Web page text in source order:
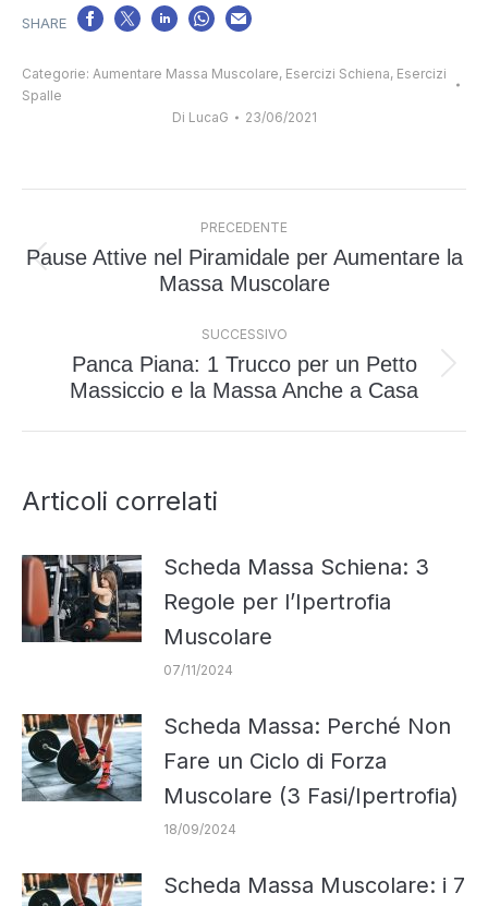
Categorie: Aumentare Massa Muscolare, Esercizi Schiena, Esercizi
Spalle
Di LucaG 23/06/2021
tra
i
PRECEDENTE
Post
Pause Attive nel Piramidale per Aumentare la
Massa Muscolare
SUCCESSIVO
Prossimo
Panca Piana: 1 Trucco per un Petto
Massiccio e la Massa Anche a Casa
Articoli correlati
Scheda Massa Schiena: 3
Regole per l’Ipertrofia
Muscolare
07/11/2024
Scheda Massa: Perché Non
Fare un Ciclo di Forza
Muscolare (3 Fasi/Ipertrofia)
18/09/2024
Scheda Massa Muscolare: i 7